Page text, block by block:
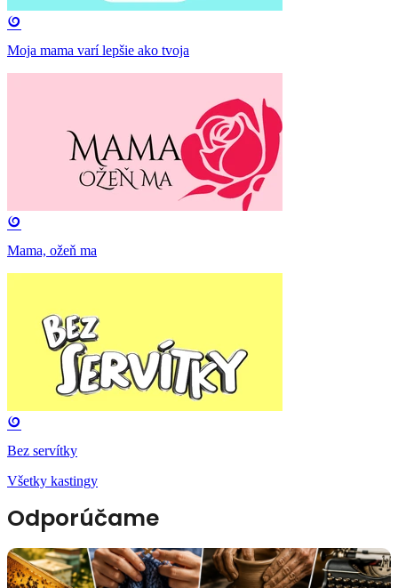
Moja mama varí lepšie ako tvoja
Mama, ožeň ma
Bez servítky
Všetky kastingy
Odporúčame